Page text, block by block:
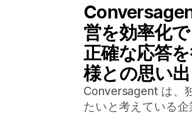
営を効率化
正確な応答
様との思い
Conversagent は、
たいと考えている企